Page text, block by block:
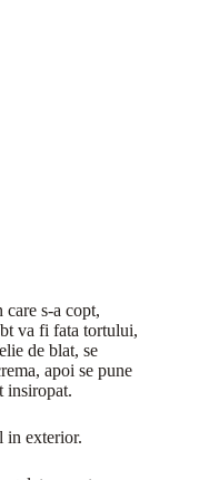
s-a copt,
va fi fata tortului,
de blat, se
apoi se pune
insiropat.
in exterior.